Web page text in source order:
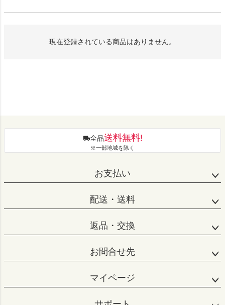
現在登録されている商品はありません。
全品送料無料!
※一部地域を除く
お支払い
配送・送料
返品・交換
お問合せ先
マイページ